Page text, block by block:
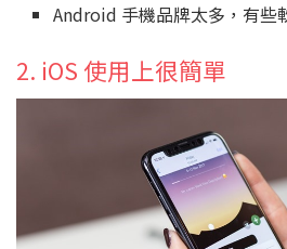
Android 手機品牌太多，有些
2. iOS 使用上很簡單